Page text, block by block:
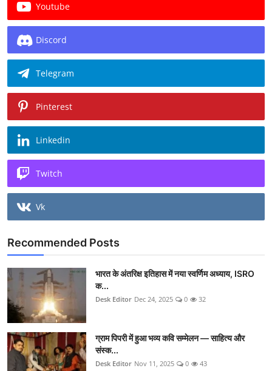
Youtube
Discord
Telegram
Pinterest
Linkedin
Twitch
Vk
Recommended Posts
भारत के अंतरिक्ष इतिहास में नया स्वर्णिम अध्याय, ISRO
क...
Desk Editor Dec 24, 2025 0 32
ग्राम पिपरी में हुआ भव्य कवि सम्मेलन — साहित्य और
संस्क...
Desk Editor Nov 11, 2025 0 43